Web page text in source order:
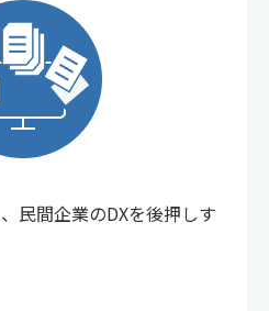
民間企業のDXを後押しす